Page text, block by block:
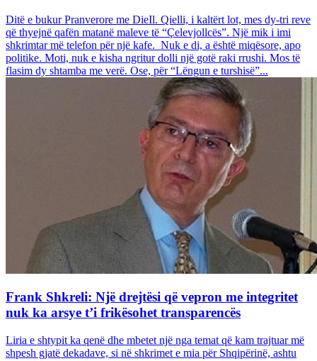
Ditë e bukur Pranverore me DieIl. Qielli, i kaltërt lot, mes dy-tri reve
që thyejnë qafën matanë maleve të “Çelevjollcës”. Një mik i imi
shkrimtar më telefon për një kafe. Nuk e di, a është miqësore, apo
politike. Moti, nuk e kisha ngritur dolli një gotë raki rrushi. Mos të
flasim dy shtamba me verë. Ose, për “Lëngun e turshisë”...
Frank Shkreli: Një drejtësi që vepron me integritet
nuk ka arsye t’i frikësohet transparencës
Liria e shtypit ka qenë dhe mbetet një nga temat që kam trajtuar më
shpesh gjatë dekadave, si në shkrimet e mia për Shqipërinë, ashtu